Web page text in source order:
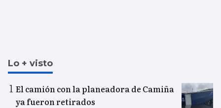
Lo + visto
El camión con la planeadora de Camiña
ya fueron retirados